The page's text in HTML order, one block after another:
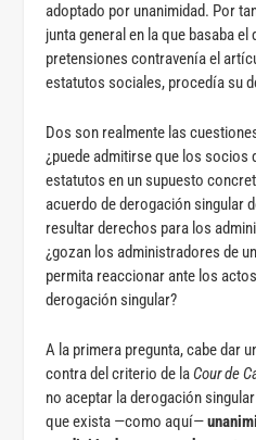
adoptado por unanimidad. Por
junta general en la que basaba el
pretensiones contravenía el
estatutos sociales, procedía su
Dos son realmente las
¿puede admitirse que los socios
estatutos en un supuesto
acuerdo de derogación singular
resultar derechos para los
¿gozan los administradores de
permita reaccionar ante los
derogación singular?
A la primera pregunta, cabe dar
contra del criterio de laCour de
no aceptar la derogación
que exista —como aquí—